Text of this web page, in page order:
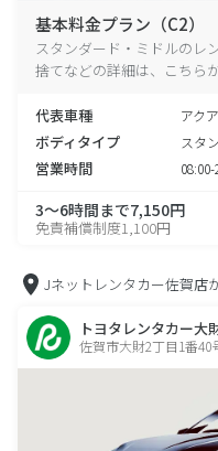
基本料金プラン（C2）
スタンダード・ミドルのレ
捨てなどの詳細は、こちら
代表車種 アク
ボディタイプ スタ
営業時間
3～6時間まで7,150円
免責補償制度1,100円
Jネットレンタカー佐賀店
トヨタレンタカー大
佐賀市大財2丁目1番40